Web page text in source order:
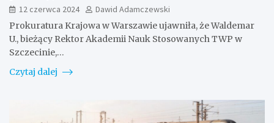
12 czerwca 2024
Dawid Adamczewski
Prokuratura Krajowa w Warszawie ujawniła, że Waldemar
U., bieżący Rektor Akademii Nauk Stosowanych TWP w
Szczecinie,…
Czytaj dalej